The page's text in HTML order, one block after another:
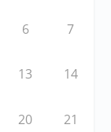
6 7
13 14
20 21